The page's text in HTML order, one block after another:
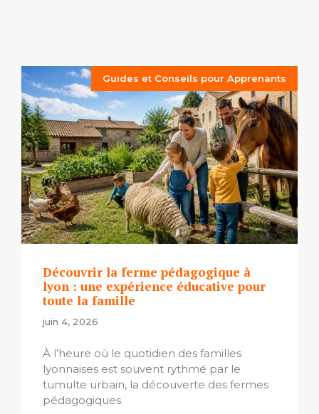
Guides et Conseils pour Apprenants
Découvrir la ferme pédagogique à
lyon : une expérience éducative pour
toute la famille
juin 4, 2026
À l’heure où le quotidien des familles
lyonnaises est souvent rythmé par le
tumulte urbain, la découverte des fermes
pédagogiques